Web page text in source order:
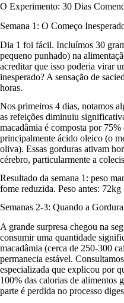
O Experimento: 30 Dias
Semana 1: O Começo
Dia 1 foi fácil. Incluímos 30
pequeno punhado) na
acreditar que isso poderia virar
inesperado? A sensação de
horas.
Nos primeiros 4 dias, notamos
as refeições diminuiu
macadâmia é composta por 75%
principalmente ácido oleico (o
oliva). Essas gorduras ativam
cérebro, particularmente a
Resultado da semana 1: peso
fome reduzida. Peso antes:
Semanas 2-3: Quando a
A grande surpresa chegou na
consumir uma quantidade
macadâmia (cerca de 250-300
permanecia estável.
especializada que explicou por
100% das calorias de alimentos
parte é perdida no processo